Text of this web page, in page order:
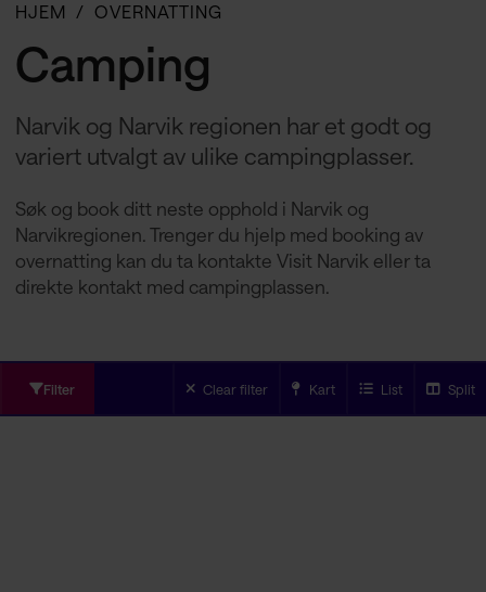
HJEM OVERNATTING
Camping
Narvik og Narvik regionen har et godt og
variert utvalgt av ulike campingplasser.
Søk og book ditt neste opphold i Narvik og
Narvikregionen. Trenger du hjelp med booking av
overnatting kan du ta kontakte Visit Narvik eller ta
direkte kontakt med campingplassen.
Filter Clear filter Kart List Split